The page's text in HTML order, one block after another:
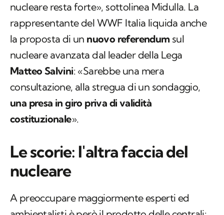
nucleare resta forte», sottolinea Midulla. La
rappresentante del WWF Italia liquida anche
la proposta di un nuovo referendum sul
nucleare avanzata dal leader della Lega
Matteo Salvini: «Sarebbe una mera
consultazione, alla stregua di un sondaggio,
una presa in giro priva di validità
costituzionale».
Le scorie: l'altra faccia del
nucleare
A preoccupare maggiormente esperti ed